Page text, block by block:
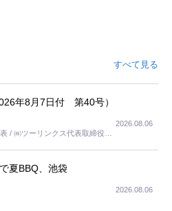
すべて見る
年8月7日付 第40号）
/ ㈱ツーリンクス代表取締役社
2026.08.06
夏BBQ、池袋
2026.08.06